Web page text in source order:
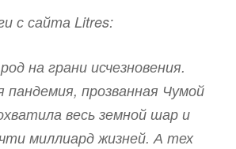
с сайта Litres:
на грани исчезновения.
пандемия, прозванная Чумой
весь земной шар и
миллиард жизней. А тех